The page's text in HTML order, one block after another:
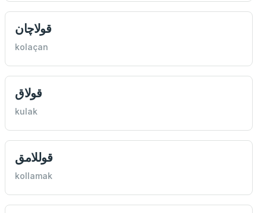
قولاچان
kolaçan
قولاق
kulak
قوللامق
kollamak